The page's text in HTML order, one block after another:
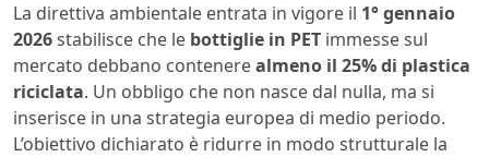
La direttiva ambientale entrata in vigore il 1° gennaio
2026stabilisce che le bottiglie in PET immesse sul
mercato debbano contenerealmeno il 25% di plastica
riciclata. Un obbligo che non nasce dal nulla, ma si
inserisce in una strategia europea di medio periodo.
L’obiettivo dichiarato è ridurre in modo strutturale la